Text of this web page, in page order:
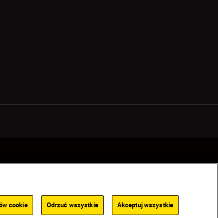
Komunikat dotyczący plików cookie
Dostępność
cookie Odrzuć wszystkie Akceptuj wszystkie